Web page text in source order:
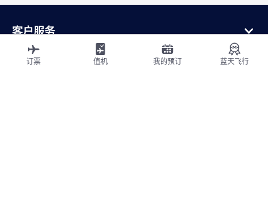
客户服务
在线购买
会员计划和合作伙伴
订票 值机 我的预订 蓝天飞行